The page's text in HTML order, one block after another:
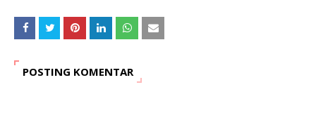
POSTING KOMENTAR